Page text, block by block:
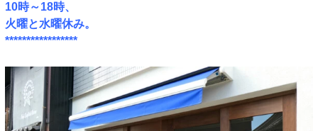
10時～18時、
火曜と水曜休み。
*****************